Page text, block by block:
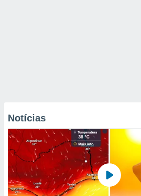
Notícias